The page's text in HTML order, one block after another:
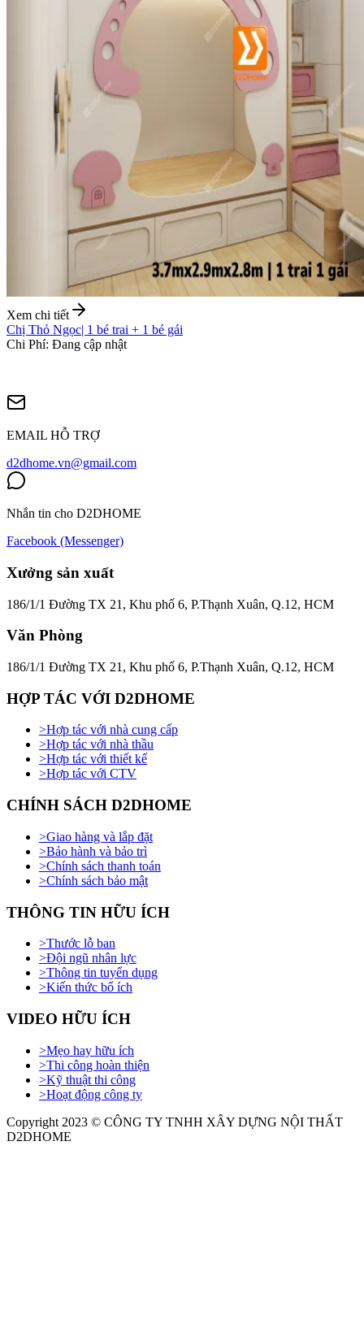
Xem chi tiết
Chị Thỏ Ngọc| 1 bé trai + 1 bé gái
Chi Phí: Đang cập nhật
EMAIL HỖ TRỢ
d2dhome.vn@gmail.com
Nhắn tin cho D2DHOME
Facebook (Messenger)
Xưởng sản xuất
186/1/1 Đường TX 21, Khu phố 6, P.Thạnh Xuân, Q.12, HCM
Văn Phòng
186/1/1 Đường TX 21, Khu phố 6, P.Thạnh Xuân, Q.12, HCM
HỢP TÁC VỚI D2DHOME
>Hợp tác với nhà cung cấp
>Hợp tác với nhà thầu
>Hợp tác với thiết kế
>Hợp tác với CTV
CHÍNH SÁCH D2DHOME
>Giao hàng và lắp đặt
>Bảo hành và bảo trì
>Chính sách thanh toán
>Chính sách bảo mật
THÔNG TIN HỮU ÍCH
>Thước lỗ ban
>Đội ngũ nhân lực
>Thông tin tuyển dụng
>Kiến thức bổ ích
VIDEO HỮU ÍCH
>Mẹo hay hữu ích
>Thi công hoàn thiện
>Kỹ thuật thi công
>Hoạt động công ty
Copyright 2023 © CÔNG TY TNHH XÂY DỰNG NỘI THẤT
D2DHOME